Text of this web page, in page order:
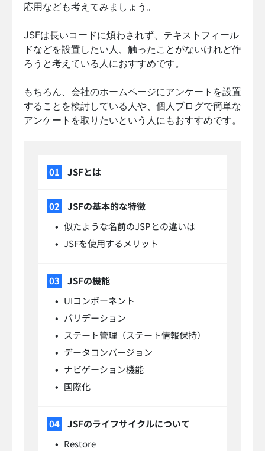
応用なども考えてみましょう。
JSFは長いコードに煩わされず、テキストフィール
ドなどを設置したい人、触ったことがないけれど作
ろうと考えている人におすすめです。
もちろん、会社のホームページにアンケートを設置
することを検討している人や、個人ブログで簡単な
アンケートを取りたいという人にもおすすめです。
JSFとは
JSFの基本的な特徴
似たような名前のJSPとの違いは
JSFを使用するメリット
JSFの機能
UIコンポーネント
バリデーション
ステート管理（ステート情報保持）
データコンバージョン
ナビゲーション機能
国際化
JSFのライフサイクルについて
Restore